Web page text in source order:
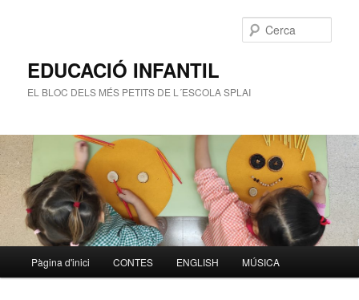
EDUCACIÓ INFANTIL
EL BLOC DELS MÉS PETITS DE L´ESCOLA SPLAI
Aneu
Aneu
Pàgina d'inici CONTES ENGLISH MÚSICA